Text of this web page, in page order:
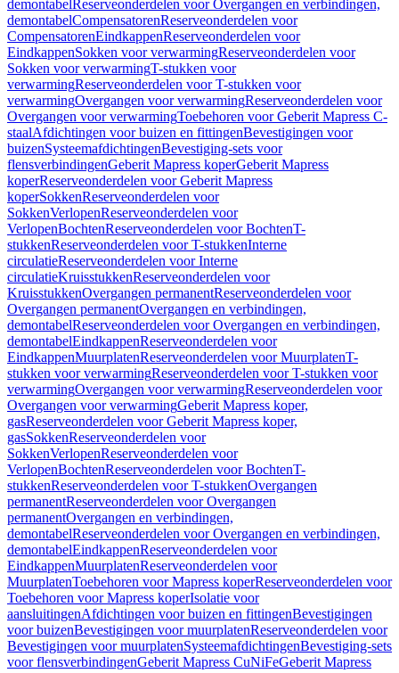
demontabelReserveonderdelen voor Overgangen en verbindingen,
demontabelCompensatorenReserveonderdelen voor
CompensatorenEindkappenReserveonderdelen voor
EindkappenSokken voor verwarmingReserveonderdelen voor
Sokken voor verwarmingT-stukken voor
verwarmingReserveonderdelen voor T-stukken voor
verwarmingOvergangen voor verwarmingReserveonderdelen voor
Overgangen voor verwarmingToebehoren voor Geberit Mapress C-
staalAfdichtingen voor buizen en fittingenBevestigingen voor
buizenSysteemafdichtingenBevestiging-sets voor
flensverbindingenGeberit Mapress koperGeberit Mapress
koperReserveonderdelen voor Geberit Mapress
koperSokkenReserveonderdelen voor
SokkenVerlopenReserveonderdelen voor
VerlopenBochtenReserveonderdelen voor BochtenT-
stukkenReserveonderdelen voor T-stukkenInterne
circulatieReserveonderdelen voor Interne
circulatieKruisstukkenReserveonderdelen voor
KruisstukkenOvergangen permanentReserveonderdelen voor
Overgangen permanentOvergangen en verbindingen,
demontabelReserveonderdelen voor Overgangen en verbindingen,
demontabelEindkappenReserveonderdelen voor
EindkappenMuurplatenReserveonderdelen voor MuurplatenT-
stukken voor verwarmingReserveonderdelen voor T-stukken voor
verwarmingOvergangen voor verwarmingReserveonderdelen voor
Overgangen voor verwarmingGeberit Mapress koper,
gasReserveonderdelen voor Geberit Mapress koper,
gasSokkenReserveonderdelen voor
SokkenVerlopenReserveonderdelen voor
VerlopenBochtenReserveonderdelen voor BochtenT-
stukkenReserveonderdelen voor T-stukkenOvergangen
permanentReserveonderdelen voor Overgangen
permanentOvergangen en verbindingen,
demontabelReserveonderdelen voor Overgangen en verbindingen,
demontabelEindkappenReserveonderdelen voor
EindkappenMuurplatenReserveonderdelen voor
MuurplatenToebehoren voor Mapress koperReserveonderdelen voor
Toebehoren voor Mapress koperIsolatie voor
aansluitingenAfdichtingen voor buizen en fittingenBevestigingen
voor buizenBevestigingen voor muurplatenReserveonderdelen voor
Bevestigingen voor muurplatenSysteemafdichtingenBevestiging-sets
voor flensverbindingenGeberit Mapress CuNiFeGeberit Mapress